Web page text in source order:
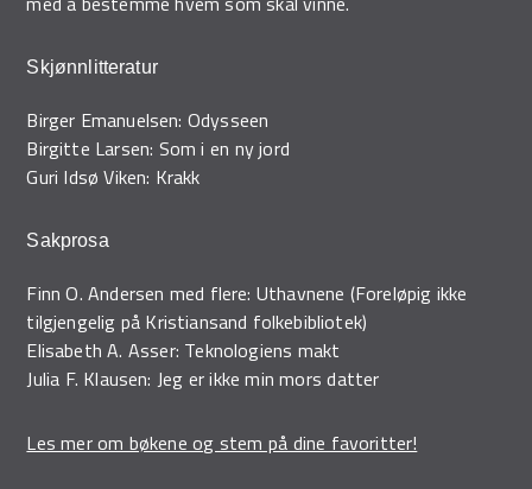
Skjønnlitteratur
Birger Emanuelsen: Odysseen
Birgitte Larsen: Som i en ny jord
Guri Idsø Viken: Krakk
Sakprosa
Finn O. Andersen med flere: Uthavnene (Foreløpig ikke
tilgjengelig på Kristiansand folkebibliotek)
Elisabeth A. Asser: Teknologiens makt
Julia F. Klausen: Jeg er ikke min mors datter
Les mer om bøkene og stem på dine favoritter!